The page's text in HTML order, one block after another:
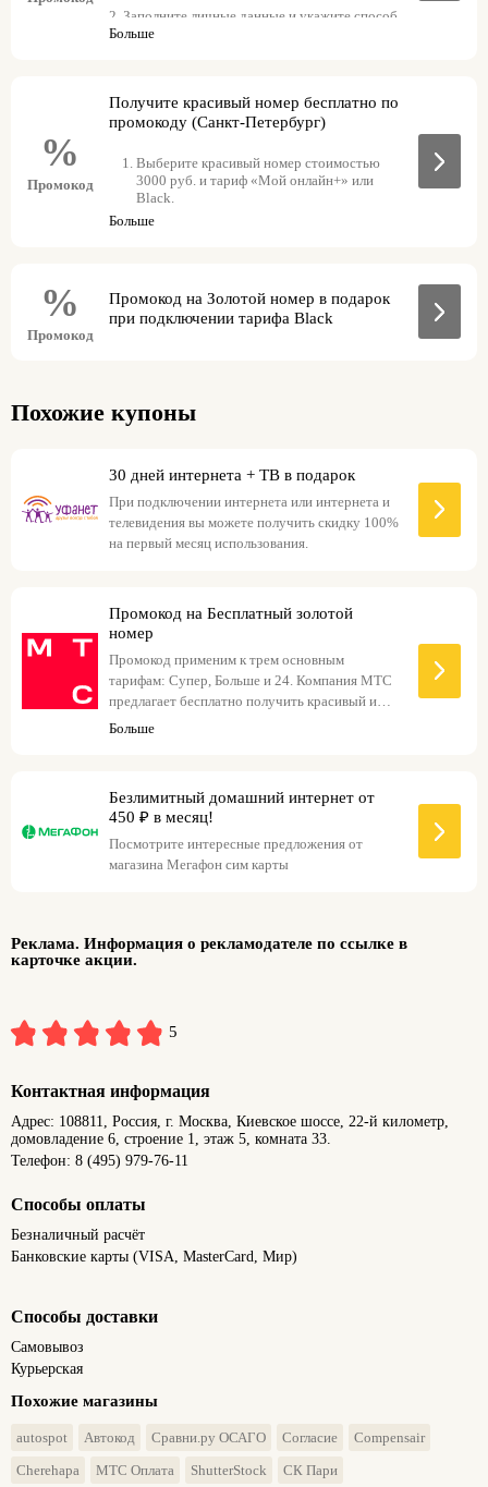
2. Заполните личные данные и укажите способ
получения SIM-карты.
Больше
%
Промокод
Получите красивый номер бесплатно по
промокоду (Санкт-Петербург)
Выберите красивый номер стоимостью
3000 руб. и тариф «Мой онлайн+» или
Black.
Заполните личные данные и укажите
goldspbс тарифом «Мой онлайн+»
goldspb1с тарифом Black
Заберите заказ, оплатите его и пользуйтесь
Больше
%
Промокод
Промокод на Золотой номер в подарок
при подключении тарифа Black
Похожие купоны
30 дней интернета + ТВ в подарок
При подключении интернета или интернета и
телевидения вы можете получить скидку 100%
на первый месяц использования.
Промокод на Бесплатный золотой
номер
Промокод применим к трем основным
тарифам: Супер, Больше и 24. Компания МТС
предлагает бесплатно получить красивый и
запоминающийся золотой номер при
абонентов. Подключение осуществляется
через технологию eSIM, что позволяет
активировать номер без физической SIM-карты
и пользоваться всеми преимуществами
различные комбинации цифр, включая
повторяющиеся и последовательные
номер и сделать общение еще более
комфортным!
Больше
Безлимитный домашний интернет от
450 ₽ в месяц!
Посмотрите интересные предложения от
магазина Мегафон сим карты
Реклама. Информация о рекламодателе по ссылке в
карточке акции.
5
Контактная информация
Адрес: 108811, Россия, г. Москва, Киевское шоссе, 22-й километр,
домовладение 6, строение 1, этаж 5, комната 33.
Телефон: 8 (495) 979-76-11
Способы оплаты
Безналичный расчёт
Банковские карты (VISA, MasterCard, Мир)
Способы доставки
Самовывоз
Курьерская
Похожие магазины
autospot Автокод Сравни.ру ОСАГО Согласие
Compensair
Cherehapa
МТС Оплата ShutterStock
СК Пари